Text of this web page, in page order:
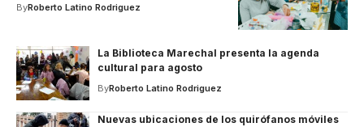
ByRoberto Latino Rodriguez
La Biblioteca Marechal presenta la agenda
cultural para agosto
ByRoberto Latino Rodriguez
Nuevas ubicaciones de los quirófanos móviles